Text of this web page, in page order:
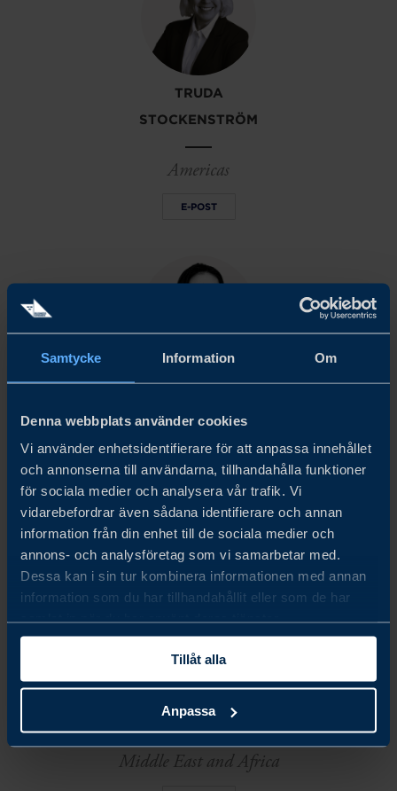
Samtycke Information Om
Denna webbplats använder cookies
Vi använder enhetsidentifierare för att anpassa innehållet
och annonserna till användarna, tillhandahålla funktioner
för sociala medier och analysera vår trafik. Vi
vidarebefordrar även sådana identifierare och annan
information från din enhet till de sociala medier och
annons- och analysföretag som vi samarbetar med.
Dessa kan i sin tur kombinera informationen med annan
information som du har tillhandahållit eller som de har
samlat in när du har använt deras tjänster.
Tillåt alla
Anpassa
TRUDA
STOCKENSTRÖM
Americas
E-POST
PETTY
SHI
Asia-Pacific
E-POST
THERESA
MUYA
Middle East and Africa